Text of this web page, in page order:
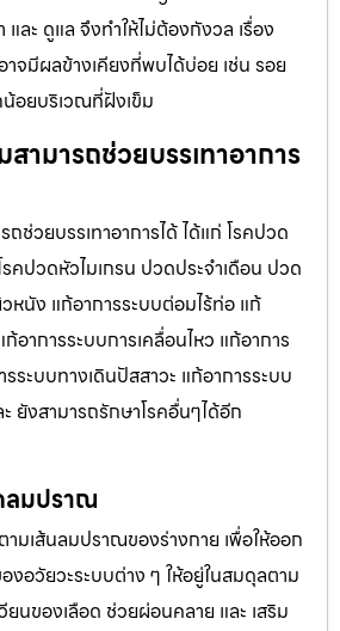
และ ดูแล จึงทำให้ไม่ต้องกังวล เรื่อง
จมีผลข้างเคียงที่พบได้บ่อย เช่น รอย
น้อยบริเวณที่ฝังเข็ม
สามารถช่วยบรรเทาอาการ
ถช่วยบรรเทาอาการได้ ได้แก่ โรคปวด
รคปวดหัวไมเกรน ปวดประจําเดือน ปวด
หนัง แก้อาการระบบต่อมไร้ท่อ แก้
อาการระบบการเคลื่อนไหว แก้อาการ
ระบบทางเดินปัสสาวะ แก้อาการระบบ
ยังสามารถรักษาโรคอื่นๆได้อีก
ลมปราณ
มเส้นลมปราณของร่างกาย เพื่อให้ออก
งอวัยวะระบบต่าง ๆ ให้อยู่ในสมดุลตาม
ยนของเลือด ช่วยผ่อนคลาย และ เสริม